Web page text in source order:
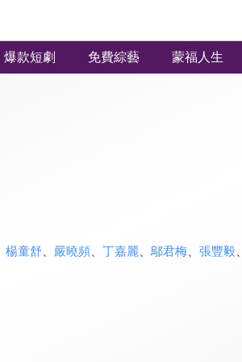
爆款短劇 免費綜藝 蒙福人生
楊童舒 嚴曉頻、 丁嘉麗 鄔君梅、 張豐毅、